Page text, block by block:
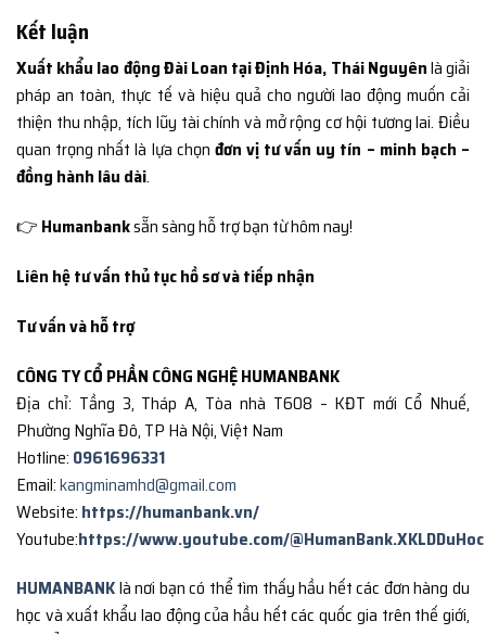
Kết luận
Xuất khẩu lao động Đài Loan tại Định Hóa, Thái Nguyênlà giải
pháp an toàn, thực tế và hiệu quả cho người lao động muốn cải
thiện thu nhập, tích lũy tài chính và mở rộng cơ hội tương lai. Điều
quan trọng nhất là lựa chọn đơn vị tư vấn uy tín – minh bạch –
đồng hành lâu dài.
👉 Humanbanksẵn sàng hỗ trợ bạn từ hôm nay!
Liên hệ tư vấn thủ tục hồ sơ và tiếp nhận
Tư vấn và hỗ trợ
CÔNG TY CỔ PHẦN CÔNG NGHỆ HUMANBANK
Địa chỉ: Tầng 3, Tháp A, Tòa nhà T608 – KĐT mới Cổ Nhuế,
Phường Nghĩa Đô, TP Hà Nội, Việt Nam
Hotline: 0961696331
Email:kangminamhd@gmail.com
Website: https://humanbank.vn/
Youtube:https://www.youtube.com/@HumanBank.XKLDDuHoc
HUMANBANKlà nơi bạn có thể tìm thấy hầu hết các đơn hàng du
học và xuất khẩu lao động của hầu hết các quốc gia trên thế giới,